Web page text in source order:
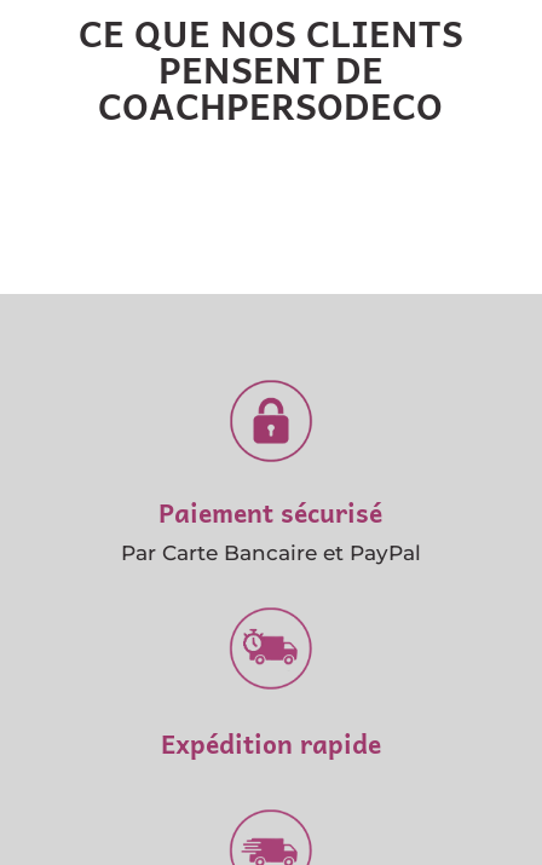
CE QUE NOS CLIENTS
PENSENT DE
COACHPERSODECO
Paiement sécurisé
Par Carte Bancaire et PayPal
Expédition rapide